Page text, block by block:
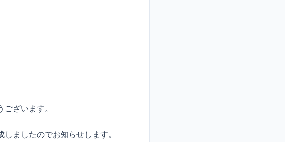
ざいます。
ましたのでお知らせします。